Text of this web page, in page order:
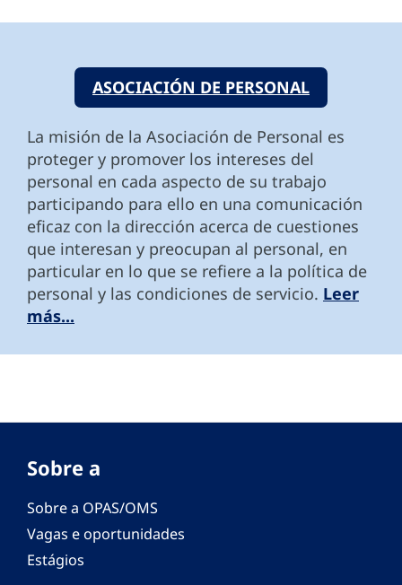
ASOCIACIÓN DE PERSONAL
La misión de la Asociación de Personal es
proteger y promover los intereses del
personal en cada aspecto de su trabajo
participando para ello en una comunicación
eficaz con la dirección acerca de cuestiones
que interesan y preocupan al personal, en
particular en lo que se refiere a la política de
personal y las condiciones de servicio. Leer
más...
Sobre a
Sobre a OPAS/OMS
Vagas e oportunidades
Estágios